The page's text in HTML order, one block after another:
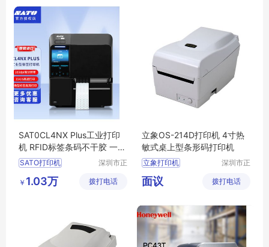
标签打印机
SAT0CL4NX Plus工业打印
机 RFID标签条码不干胶 一站
式服务
SATO打印机
条码打印机
深圳市正
有限公司
￥ 1.03万 拨打电话
立象OS-214D打印机 4寸热
敏式桌上型条形码打印机
立象打印机
标签打印机
条码打印机
深圳市正
有限公司
面议 拨打电话